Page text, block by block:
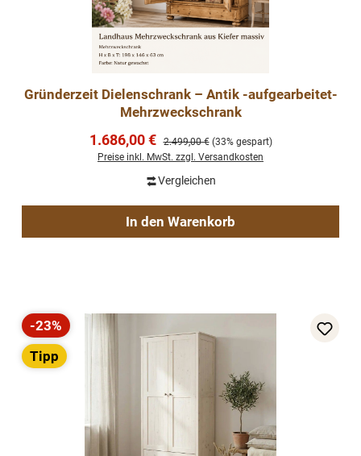
Gründerzeit Dielenschrank – Antik -aufgearbeitet-
Mehrzweckschrank
Verkaufspreis:
1.686,00 € Regulärer Preis:
2.499,00 € (33% gespart)
Preise inkl. MwSt. zzgl. Versandkosten
Vergleichen
In den Warenkorb
Rabatt
-23%
Tipp